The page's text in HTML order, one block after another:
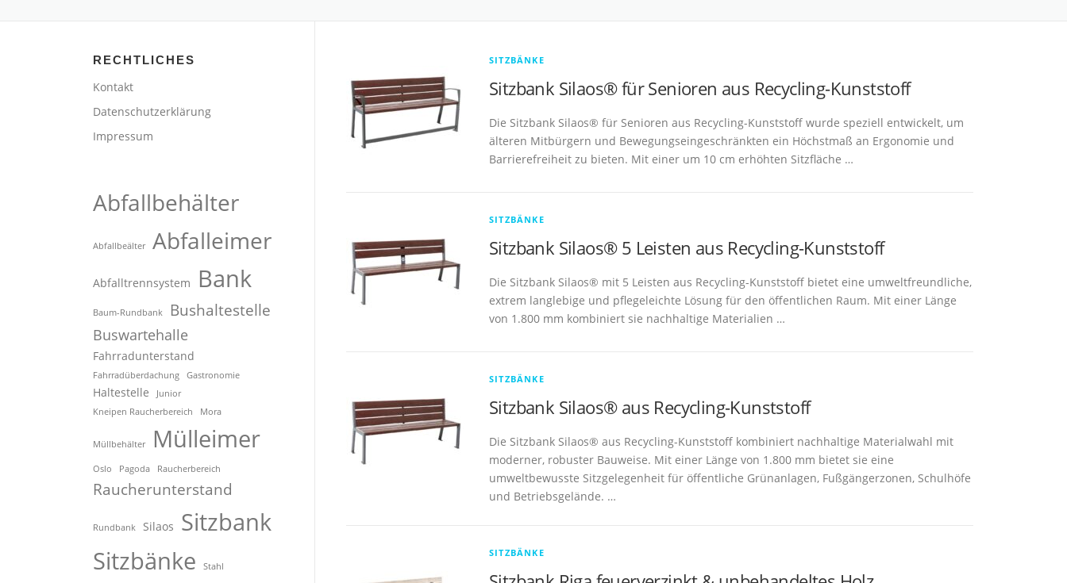
SITZBÄNKE
Sitzbank Silaos® für Senioren aus Recycling-Kunststoff
Die Sitzbank Silaos® für Senioren aus Recycling-Kunststoff wurde speziell entwickelt, um
älteren Mitbürgern und Bewegungseingeschränkten ein Höchstmaß an Ergonomie und
Barrierefreiheit zu bieten. Mit einer um 10 cm erhöhten Sitzfläche …
SITZBÄNKE
Sitzbank Silaos® 5 Leisten aus Recycling-Kunststoff
Die Sitzbank Silaos® mit 5 Leisten aus Recycling-Kunststoff bietet eine umweltfreundliche,
extrem langlebige und pflegeleichte Lösung für den öffentlichen Raum. Mit einer Länge
von 1.800 mm kombiniert sie nachhaltige Materialien …
SITZBÄNKE
Sitzbank Silaos® aus Recycling-Kunststoff
Die Sitzbank Silaos® aus Recycling-Kunststoff kombiniert nachhaltige Materialwahl mit
moderner, robuster Bauweise. Mit einer Länge von 1.800 mm bietet sie eine
umweltbewusste Sitzgelegenheit für öffentliche Grünanlagen, Fußgängerzonen, Schulhöfe
und Betriebsgelände. …
SITZBÄNKE
RECHTLICHES
Kontakt
Datenschutzerklärung
Impressum
Abfallbehälter
Abfallbeälter Abfalleimer
Abfalltrennsystem Bank
Baum-Rundbank Bushaltestelle
Buswartehalle
Fahrradunterstand
Fahrradüberdachung Gastronomie
Haltestelle
Junior
Kneipen Raucherbereich
Mora
Müllbehälter Mülleimer
Oslo Pagoda Raucherbereich
Raucherunterstand
Rundbank Silaos Sitzbank
Sitzbänke
Stahl